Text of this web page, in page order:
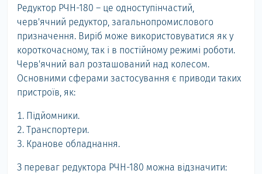
Редуктор РЧН-180 – це одноступінчастий,
черв'ячний редуктор, загальнопромислового
призначення. Виріб може використовуватися як у
короткочасному, так і в постійному режимі роботи.
Черв'ячний вал розташований над колесом.
Основними сферами застосування є приводи таких
пристроїв, як:
Підйомники.
Транспортери.
Кранове обладнання.
З переваг редуктора РЧН-180 можна відзначити: